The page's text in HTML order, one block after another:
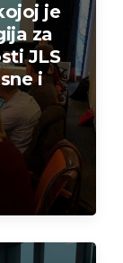
je
za
JLS
i